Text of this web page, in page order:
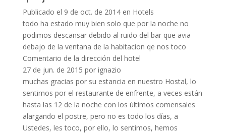
Publicado el 9 de oct. de 2014 en Hotels
todo ha estado muy bien solo que por la noche no
podimos descansar debido al ruido del bar que avia
debajo de la ventana de la habitacion qe nos toco
Comentario de la dirección del hotel
27 de jun. de 2015 por ignazio
muchas gracias por su estancia en nuestro Hostal, lo
sentimos por el restaurante de enfrente, a veces están
hasta las 12 de la noche con los últimos comensales
alargando el postre, pero no es todo los días, a
Ustedes, les toco, por ello, lo sentimos, hemos